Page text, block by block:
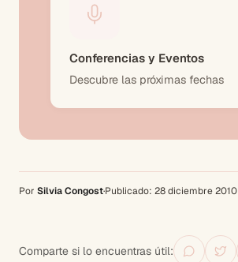
Conferencias y Eventos
Descubre las próximas fechas
Por Silvia Congost·Publicado: 28 diciembre 2010
Comparte si lo encuentras útil: